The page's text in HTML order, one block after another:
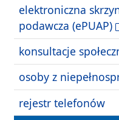
elektroniczna
podawcza (ePUAP)
konsultacje
osoby z
rejestr telefonów